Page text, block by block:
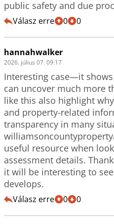
Válasz erre 0 0
hannahwalker
2026. július 07. 09:17
Interesting case—it
can uncover much more
like this also highlight
and property-related
transparency in many
useful resource when
assessment details.
it will be interesting to
Válasz erre 0 0